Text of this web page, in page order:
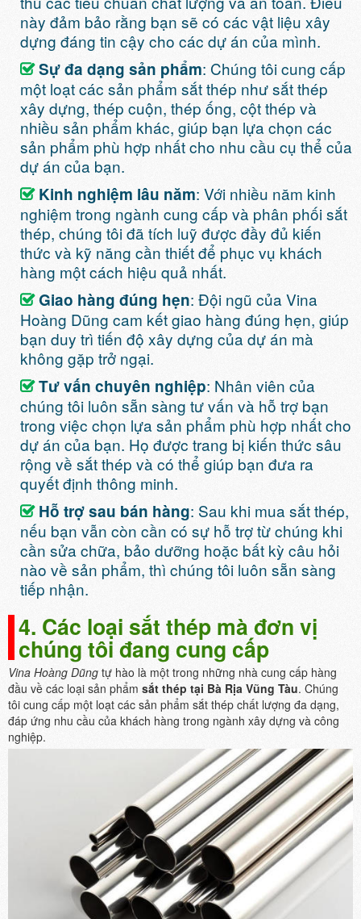
này đảm bảo rằng bạn sẽ có các vật liệu xây
dựng đáng tin cậy cho các dự án của mình.
Sự đa dạng sản phẩm: Chúng tôi cung cấp
một loạt các sản phẩm sắt thép như sắt thép
xây dựng, thép cuộn, thép ống, cột thép và
nhiều sản phẩm khác, giúp bạn lựa chọn các
sản phẩm phù hợp nhất cho nhu cầu cụ thể của
dự án của bạn.
Kinh nghiệm lâu năm: Với nhiều năm kinh
nghiệm trong ngành cung cấp và phân phối sắt
thép, chúng tôi đã tích luỹ được đầy đủ kiến
thức và kỹ năng cần thiết để phục vụ khách
hàng một cách hiệu quả nhất.
Giao hàng đúng hẹn: Đội ngũ của Vina
Hoàng Dũng cam kết giao hàng đúng hẹn, giúp
bạn duy trì tiến độ xây dựng của dự án mà
không gặp trở ngại.
Tư vấn chuyên nghiệp: Nhân viên của
chúng tôi luôn sẵn sàng tư vấn và hỗ trợ bạn
trong việc chọn lựa sản phẩm phù hợp nhất cho
dự án của bạn. Họ được trang bị kiến thức sâu
rộng về sắt thép và có thể giúp bạn đưa ra
quyết định thông minh.
Hỗ trợ sau bán hàng: Sau khi mua sắt thép,
nếu bạn vẫn còn cần có sự hỗ trợ từ chúng khi
cần sửa chữa, bảo dưỡng hoặc bất kỳ câu hỏi
nào về sản phẩm, thì chúng tôi luôn sẵn sàng
tiếp nhận.
4. Các loại sắt thép mà đơn vị
chúng tôi đang cung cấp
Vina Hoàng Dũng tự hào là một trong những nhà cung cấp hàng
đầu về các loại sản phẩm sắt thép tại Bà Rịa Vũng Tàu. Chúng
tôi cung cấp một loạt các sản phẩm sắt thép chất lượng đa dạng,
đáp ứng nhu cầu của khách hàng trong ngành xây dựng và công
nghiệp.